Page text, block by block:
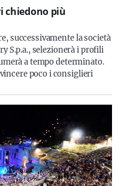
chiedono più
successivamente la società
S.p.a., selezionerà i profili
a tempo determinato.
poco i consiglieri